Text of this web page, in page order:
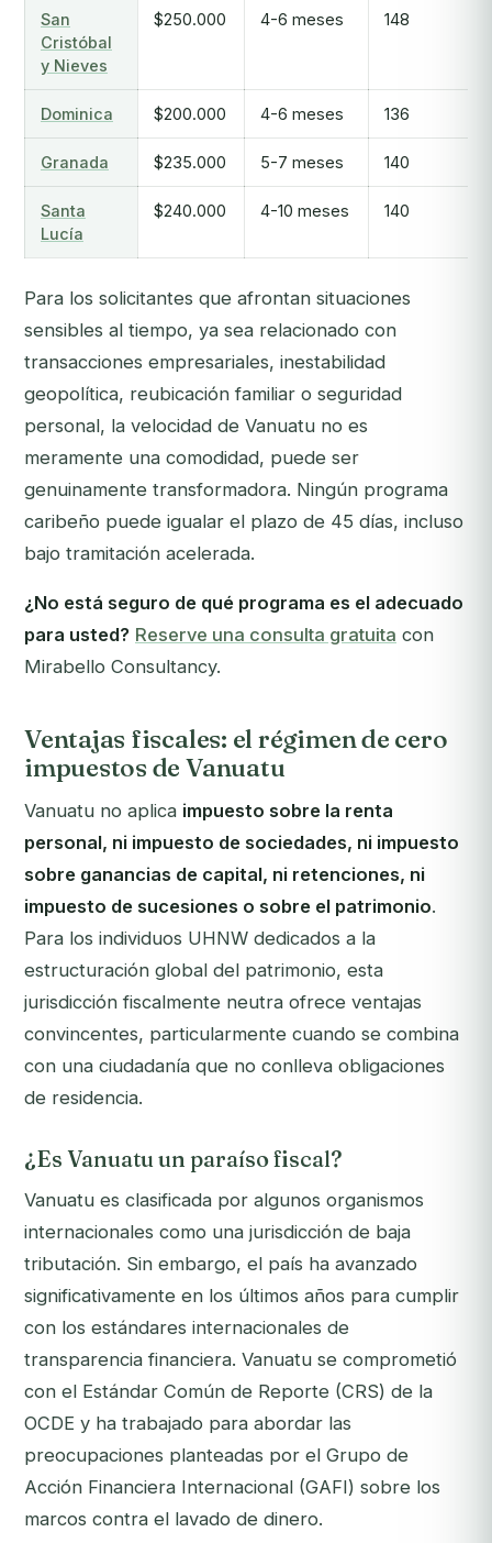
San
Cristóbal
y Nieves
$250.000 4-6 meses 148
Dominica $200.000 4-6 meses 136
Granada $235.000 5-7 meses 140
Santa
Lucía
$240.000 4-10 meses 140
Para los solicitantes que afrontan situaciones
sensibles al tiempo, ya sea relacionado con
transacciones empresariales, inestabilidad
geopolítica, reubicación familiar o seguridad
personal, la velocidad de Vanuatu no es
meramente una comodidad, puede ser
genuinamente transformadora. Ningún programa
caribeño puede igualar el plazo de 45 días, incluso
bajo tramitación acelerada.
¿No está seguro de qué programa es el adecuado
para usted? Reserve una consulta gratuita con
Mirabello Consultancy.
Ventajas fiscales: el régimen de cero
impuestos de Vanuatu
Vanuatu no aplica impuesto sobre la renta
personal, ni impuesto de sociedades, ni impuesto
sobre ganancias de capital, ni retenciones, ni
impuesto de sucesiones o sobre el patrimonio.
Para los individuos UHNW dedicados a la
estructuración global del patrimonio, esta
jurisdicción fiscalmente neutra ofrece ventajas
convincentes, particularmente cuando se combina
con una ciudadanía que no conlleva obligaciones
de residencia.
¿Es Vanuatu un paraíso fiscal?
Vanuatu es clasificada por algunos organismos
internacionales como una jurisdicción de baja
tributación. Sin embargo, el país ha avanzado
significativamente en los últimos años para cumplir
con los estándares internacionales de
transparencia financiera. Vanuatu se comprometió
con el Estándar Común de Reporte (CRS) de la
OCDE y ha trabajado para abordar las
preocupaciones planteadas por el Grupo de
Acción Financiera Internacional (GAFI) sobre los
marcos contra el lavado de dinero.